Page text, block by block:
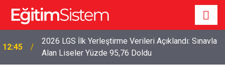
12:45
2026 LGS İlk Yerleştirme Verileri Açıklandı: Sınavla
Alan Liseler Yüzde 95,76 Doldu